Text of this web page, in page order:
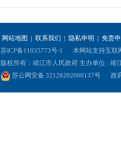
网站地图 | 联系我们 | 隐私申明 | 免责
苏ICP备11035773号-1
本网站支持互联
版权所有：靖江市人民政府 主办单位 : 靖
苏公网安备 32128202000137号
政